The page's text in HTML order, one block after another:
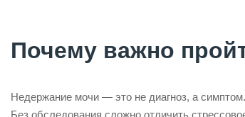
Почему важно
Недержание мочи — это не диагноз, а
Без обследования сложно отличить